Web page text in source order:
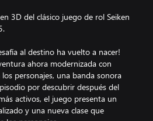
3D del clásico juego de rol Seiken
al destino ha vuelto a nacer!
ahora modernizada con
personajes, una banda sonora
por descubrir después del
activos, el juego presenta un
y una nueva clase que